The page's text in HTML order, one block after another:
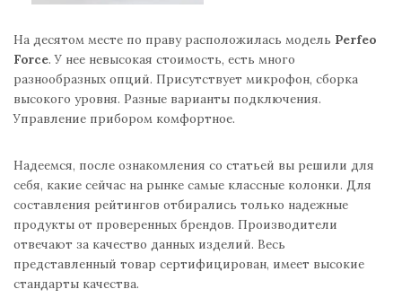
На десятом месте по праву расположилась модель Perfeo
Force. У нее невысокая стоимость, есть много
разнообразных опций. Присутствует микрофон, сборка
высокого уровня. Разные варианты подключения.
Управление прибором комфортное.
Надеемся, после ознакомления со статьей вы решили для
себя, какие сейчас на рынке самые классные колонки. Для
составления рейтингов отбирались только надежные
продукты от проверенных брендов. Производители
отвечают за качество данных изделий. Весь
представленный товар сертифицирован, имеет высокие
стандарты качества.